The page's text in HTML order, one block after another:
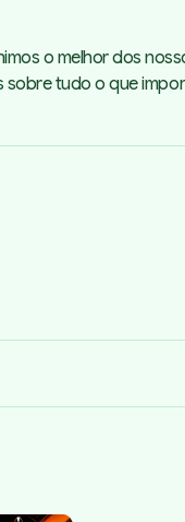
o melhor dos
sobre tudo o que